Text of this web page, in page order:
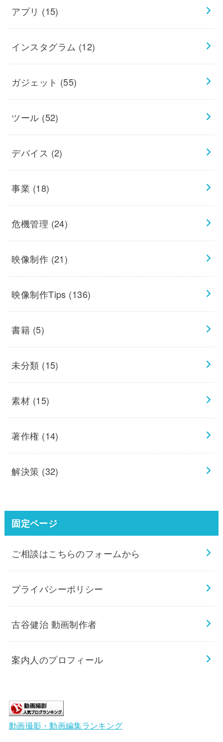
アプリ (15)
インスタグラム (12)
ガジェット (55)
ツール (52)
デバイス (2)
事業 (18)
危機管理 (24)
映像制作 (21)
映像制作Tips (136)
書籍 (5)
未分類 (15)
素材 (15)
著作権 (14)
解決策 (32)
固定ページ
ご相談はこちらのフォームから
プライバシーポリシー
古谷健治 動画制作者
案内人のプロフィール
動画撮影・動画編集ランキング